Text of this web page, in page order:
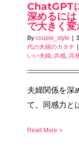
ChatGPT
深めるに
で大きく
By couple_style
代の夫婦のカタチ
いい夫婦, 共感, 共
夫婦関係を深
て。同感力と
Read More